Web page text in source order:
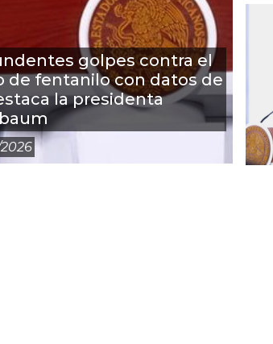
golpes contra el
de fentanilo con datos de
la presidenta